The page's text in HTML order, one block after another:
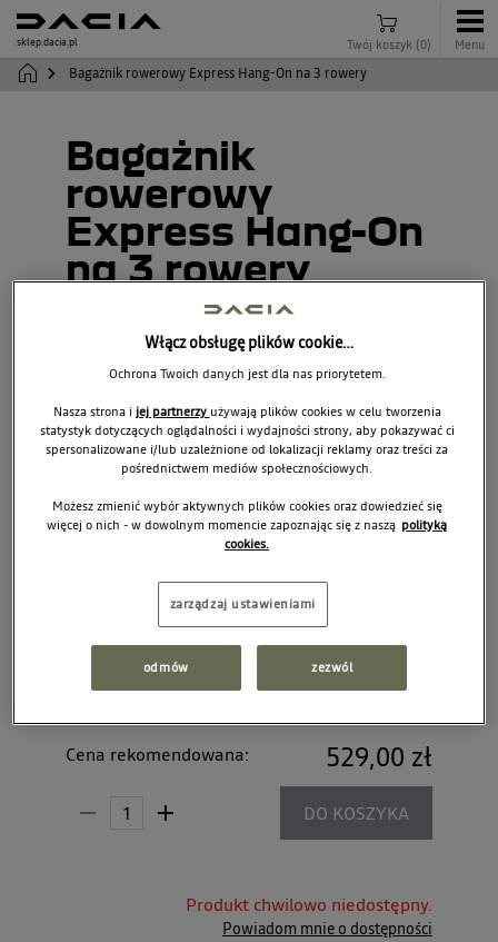
sklep.dacia.pl Twój koszyk (0) Menu
Bagażnik rowerowy Express Hang-On na 3 rowery
Bagażnik
rowerowy
Express Hang-On
na 3 rowery
Cena rekomendowana: 529,00 zł
DO KOSZYKA
Produkt chwilowo niedostępny.
Powiadom mnie o dostępności
Włącz obsługę plików cookie…
Ochrona Twoich danych jest dla nas priorytetem.
Nasza strona i jej partnerzy używają plików cookies w celu tworzenia
statystyk dotyczących oglądalności i wydajności strony, aby pokazywać ci
spersonalizowane i/lub uzależnione od lokalizacji reklamy oraz treści za
pośrednictwem mediów społecznościowych.
Możesz zmienić wybór aktywnych plików cookies oraz dowiedzieć się
więcej o nich - w dowolnym momencie zapoznając się z naszą polityką
cookies.
zarządzaj ustawieniami
odmów zezwól